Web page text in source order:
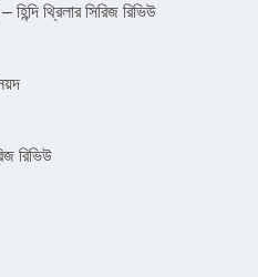
থ্রিলার সিরিজ রিভিউ
রিভিউ